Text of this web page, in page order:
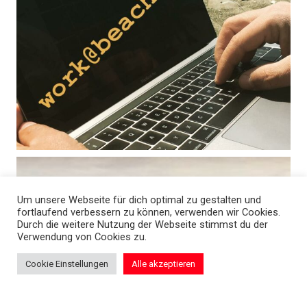
Um unsere Webseite für dich optimal zu gestalten und
fortlaufend verbessern zu können, verwenden wir Cookies.
Durch die weitere Nutzung der Webseite stimmst du der
Verwendung von Cookies zu.
Cookie Einstellungen Alle akzeptieren